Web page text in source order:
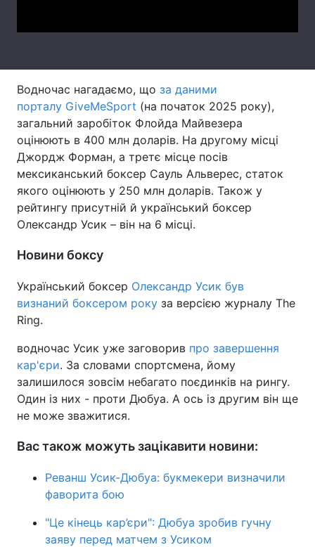
Послуги
Тема оформлення
Водночас нагадаємо, що за даними
порталу GiveMeSport (на початок 2025 року),
загальний заробіток Флойда Майвезера
оцінюють в 400 млн доларів. На другому місці
Джордж Форман, а третє місце посів
мексиканський боксер Сауль Альверес, статок
якого оцінюють у 250 млн доларів. Також у
рейтингу присутній й український боксер
Олександр Усик – він на 6 місці.
Новини боксу
Український боксер Олександр Усик був
визнаний боксером року за версією журналу The
Ring.
водночас Усик уже заговорив про завершення
кар'єри. За словами спортсмена, йому
залишилося зовсім небагато поєдинків на рингу.
Один із них - проти Дюбуа. А ось із другим він ще
не може зважитися.
Вас також можуть зацікавити новини:
Реванш Усик-Дюбуа: букмекери визначили
фаворита бою
"Це кінець кар’єри": Дюбуа зробив гучну
заяву перед матчем з Усиком